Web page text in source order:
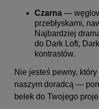
Czarna —
przebłyskami,
Najbardziej
do Dark Loft,
kontrastów.
Nie jesteś pewny,
naszym doradcą —
belek do Twojego